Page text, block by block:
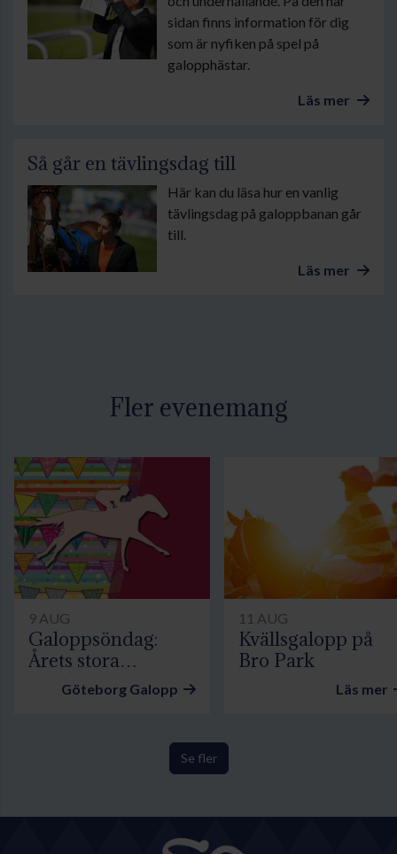
sidan finns information för dig
som är nyfiken på spel på
galopphästar.
Läs mer
Så går en tävlingsdag till
Här kan du läsa hur en vanlig
tävlingsdag på galoppbanan går
till.
Läs mer
Fler evenemang
9 AUG
Galoppsöndag:
Årets stora
familjedag
Göteborg Galopp
11 AUG
Kvällsgalopp på
Bro Park
Läs mer
Se fler